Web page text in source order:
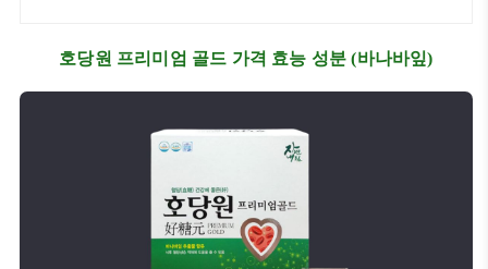
호당원 프리미엄 골드 가격 효능 성분 (바나바잎)